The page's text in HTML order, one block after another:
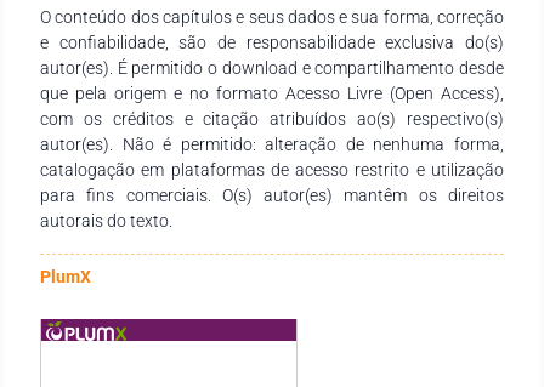
paliativos. Resultados: Com base nos dados coletados, foi
possível perceber que a enfermagem tem um papel
importante na assistência aos pacientes oncológicos em
cuidados paliativos, contribuindo na melhora da qualidade de
vida destes pacientes, através de mecanismos como
comunicação verbal ou não verbal e inserção da família com
o objetivo de melhor compreender o indivíduo, amenizando
assim seus anseios, inquietações e medos, além de oferecer o
suporte necessário para o controle das manifestações sejam
abordagem ao paciente neste tipo de cuidado. Conclusão:
este tipo de cuidado faz a diferença na vida destes pacientes,
uma vez que tem maior sensibilidade para lidar com os mais
O conteúdo dos capítulos e seus dados e sua forma, correção
e confiabilidade, são de responsabilidade exclusiva do(s)
autor(es). É permitido o download e compartilhamento desde
que pela origem e no formato Acesso Livre (Open Access),
com os créditos e citação atribuídos ao(s) respectivo(s)
autor(es). Não é permitido: alteração de nenhuma forma,
catalogação em plataformas de acesso restrito e utilização
para fins comerciais. O(s) autor(es) mantêm os direitos
autorais do texto.
PlumX